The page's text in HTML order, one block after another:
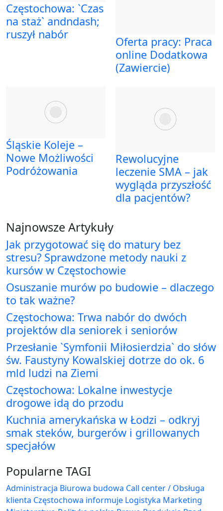
Częstochowa: `Czas
na staż` andndash;
ruszył nabór
Oferta pracy: Praca
online Dodatkowa
(Zawiercie)
Śląskie Koleje –
Nowe Możliwości
Podróżowania
Rewolucyjne
leczenie SMA – jak
wygląda przyszłość
dla pacjentów?
Najnowsze Artykuły
Jak przygotować się do matury bez
stresu? Sprawdzone metody nauki z
kursów w Częstochowie
Osuszanie murów po budowie – dlaczego
to tak ważne?
Częstochowa: Trwa nabór do dwóch
projektów dla seniorek i seniorów
Przesłanie `Symfonii Miłosierdzia` do słów
św. Faustyny Kowalskiej dotrze do ok. 6
mld ludzi na Ziemi
Częstochowa: Lokalne inwestycje
drogowe idą do przodu
Kuchnia amerykańska w Łodzi – odkryj
smak steków, burgerów i grillowanych
specjałów
Popularne TAGI
Administracja Biurowa budowa Call center / Obsługa
klienta Częstochowa informuje Logistyka Marketing